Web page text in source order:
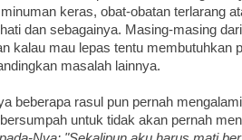
keras, obat-obatan terlarang
dan sebagainya. Masing-masing
kalau mau lepas tentu membutuhkan
masalah lainnya.
beberapa rasul pun pernah
untuk tidak akan pernah